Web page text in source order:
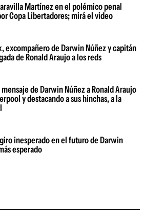
Martínez en el polémico penal
Copa Libertadores; mirá el video
excompañero de Darwin Núñez y capitán
de Ronald Araujo a los reds
de Darwin Núñez a Ronald Araujo
y destacando a sus hinchas, a la
inesperado en el futuro de Darwin
esperado